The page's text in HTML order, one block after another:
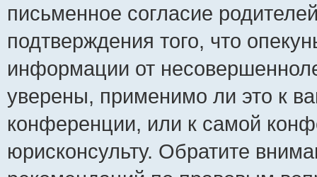
письменное согласие
подтверждения того, что
информации от
уверены, применимо ли это к
конференции, или к самой
юрисконсульту. Обратите